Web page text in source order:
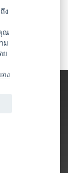
ง
ณ
ม
ย
ง